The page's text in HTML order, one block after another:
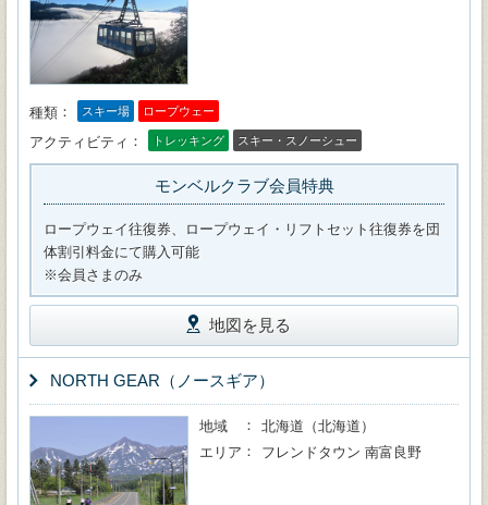
種類 スキー場 ロープウェー
アクティビティ トレッキング スキー・スノーシュー
モンベルクラブ会員特典
ロープウェイ往復券、ロープウェイ・リフトセット往復券を団
体割引料金にて購入可能
※会員さまのみ
地図を見る
NORTH GEAR（ノースギア）
地域
北海道（北海道）
エリア
フレンドタウン 南富良野